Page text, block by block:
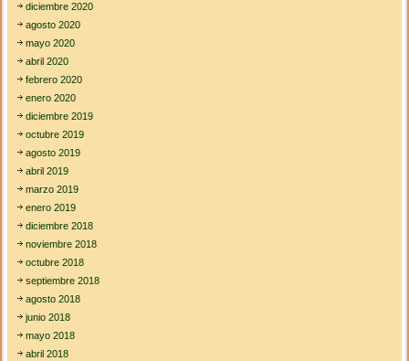
diciembre 2020
agosto 2020
mayo 2020
abril 2020
febrero 2020
enero 2020
diciembre 2019
octubre 2019
agosto 2019
abril 2019
marzo 2019
enero 2019
diciembre 2018
noviembre 2018
octubre 2018
septiembre 2018
agosto 2018
junio 2018
mayo 2018
abril 2018